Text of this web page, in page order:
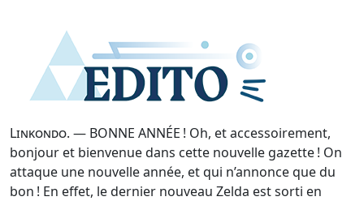
Linkondo. — BONNE ANNÉE ! Oh, et accessoirement,
bonjour et bienvenue dans cette nouvelle gazette ! On
attaque une nouvelle année, et qui n’annonce que du
bon ! En effet, le dernier nouveau Zelda est sorti en